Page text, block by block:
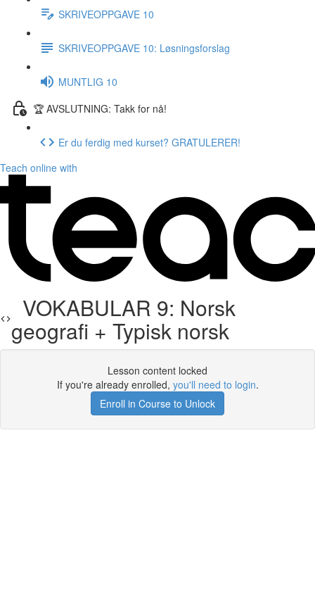
SKRIVEOPPGAVE 10
SKRIVEOPPGAVE 10: Løsningsforslag
MUNTLIG 10
🏆 AVSLUTNING: Takk for nå!
Er du ferdig med kurset? GRATULERER!
Teach online with
VOKABULAR 9: Norsk
geografi + Typisk norsk
Lesson content locked
If you're already enrolled, you'll need to login.
Enroll in Course to Unlock